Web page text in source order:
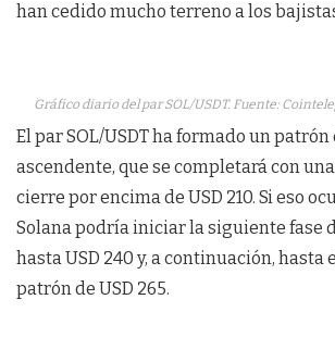
han cedido mucho terreno a los
Gráfico diario del par SOL/USDT. Fuente:
El par SOL/USDT ha formado un
ascendente, que se completará con
cierre por encima de USD 210. Si eso
Solana podría iniciar la siguiente fase
hasta USD 240 y, a continuación, hasta
patrón de USD 265.